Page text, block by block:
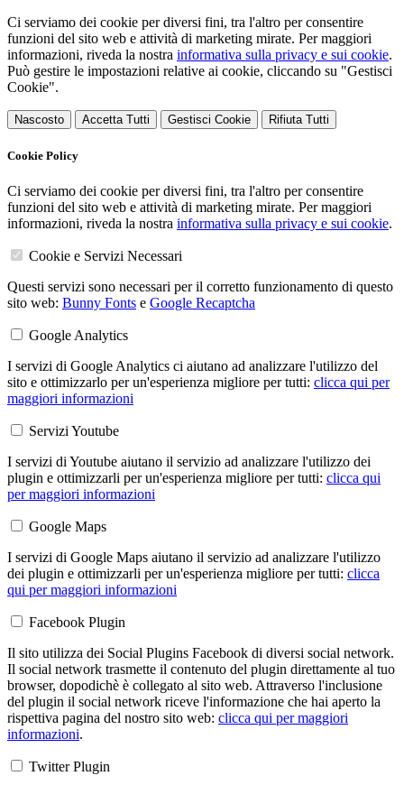
Ci serviamo dei cookie per diversi fini, tra l'altro per consentire
funzioni del sito web e attività di marketing mirate. Per maggiori
informazioni, riveda la nostra informativa sulla privacy e sui cookie.
Può gestire le impostazioni relative ai cookie, cliccando su "Gestisci
Cookie".
Nascosto Accetta Tutti Gestisci Cookie Rifiuta Tutti
Cookie Policy
Ci serviamo dei cookie per diversi fini, tra l'altro per consentire
funzioni del sito web e attività di marketing mirate. Per maggiori
informazioni, riveda la nostra informativa sulla privacy e sui cookie.
Cookie e Servizi Necessari
Questi servizi sono necessari per il corretto funzionamento di questo
sito web: Bunny Fonts e Google Recaptcha
Google Analytics
I servizi di Google Analytics ci aiutano ad analizzare l'utilizzo del
sito e ottimizzarlo per un'esperienza migliore per tutti: clicca qui per
maggiori informazioni
Servizi Youtube
I servizi di Youtube aiutano il servizio ad analizzare l'utilizzo dei
plugin e ottimizzarli per un'esperienza migliore per tutti: clicca qui
per maggiori informazioni
Google Maps
I servizi di Google Maps aiutano il servizio ad analizzare l'utilizzo
dei plugin e ottimizzarli per un'esperienza migliore per tutti: clicca
qui per maggiori informazioni
Facebook Plugin
Il sito utilizza dei Social Plugins Facebook di diversi social network.
Il social network trasmette il contenuto del plugin direttamente al tuo
browser, dopodichè è collegato al sito web. Attraverso l'inclusione
del plugin il social network riceve l'informazione che hai aperto la
rispettiva pagina del nostro sito web: clicca qui per maggiori
informazioni.
Twitter Plugin